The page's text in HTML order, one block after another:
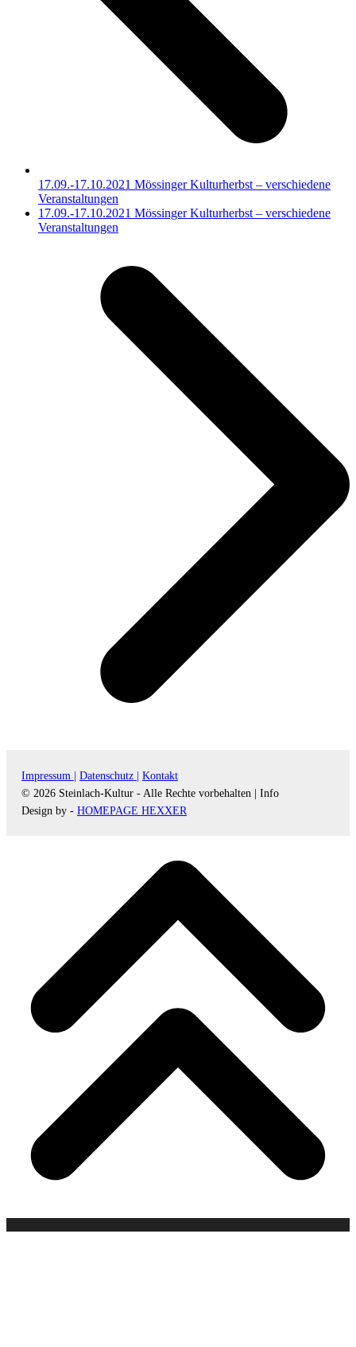
17.09.-17.10.2021 Mössinger Kulturherbst – verschiedene
Veranstaltungen
Nächster
Beitrag:
17.09.-17.10.2021 Mössinger Kulturherbst – verschiedene
Veranstaltungen
Impressum | Datenschutz |
Kontakt
© 2026 Steinlach-Kultur - Alle Rechte vorbehalten |
Info
Design by - HOMEPAGE HEXXER